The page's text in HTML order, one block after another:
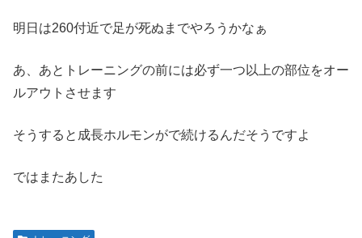
明日は260付近で足が死ぬまでやろうかなぁ
あ、あとトレーニングの前には必ず一つ以上の部位をオー
ルアウトさせます
そうすると成長ホルモンがで続けるんだそうですよ
ではまたあした